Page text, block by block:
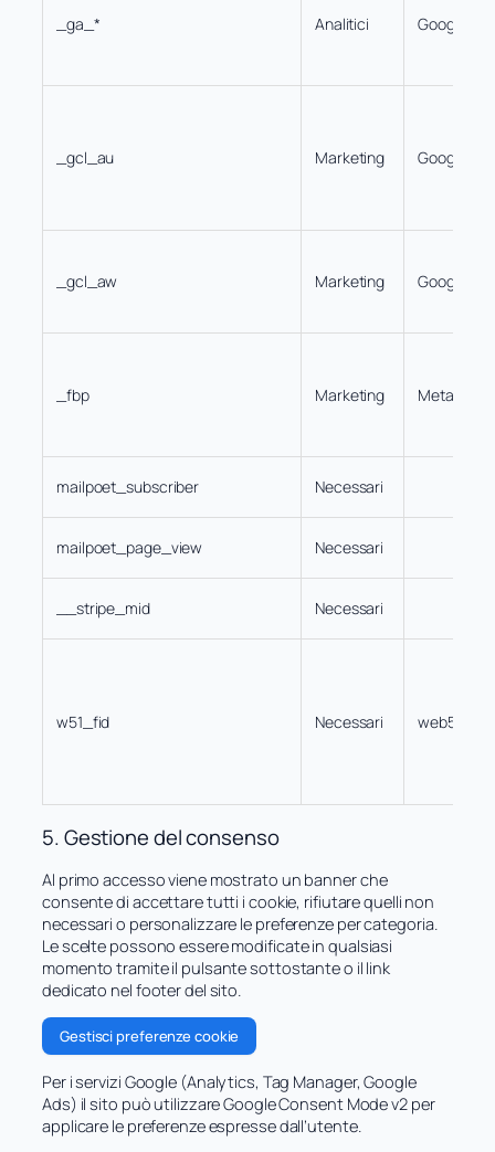
_ga_* Analitici Google
_gcl_au Marketing Google
_gcl_aw Marketing Google
_fbp Marketing Meta
mailpoet_subscriber Necessari
mailpoet_page_view Necessari
__stripe_mid Necessari
w51_fid Necessari web51.net
5. Gestione del consenso
Al primo accesso viene mostrato un banner che
consente di accettare tutti i cookie, rifiutare quelli non
necessari o personalizzare le preferenze per categoria.
Le scelte possono essere modificate in qualsiasi
momento tramite il pulsante sottostante o il link
dedicato nel footer del sito.
Gestisci preferenze cookie
Per i servizi Google (Analytics, Tag Manager, Google
Ads) il sito può utilizzare Google Consent Mode v2 per
applicare le preferenze espresse dall’utente.